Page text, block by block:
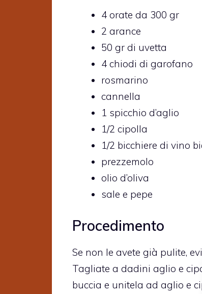
4 orate da 300 gr
2 arance
50 gr di uvetta
4 chiodi di garofano
rosmarino
cannella
1 spicchio d’aglio
1/2 cipolla
1/2 bicchiere di vino
prezzemolo
olio d’oliva
sale e pepe
Procedimento
Se non le avete già pulite,
Tagliate a dadini aglio e
buccia e unitela ad aglio e